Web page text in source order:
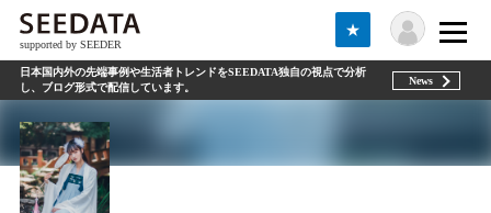
supported by SEEDER
★
日本国内外の先端事例や生活者トレンドをSEEDATA独自の視点で分析
し、ブログ形式で配信しています。
News